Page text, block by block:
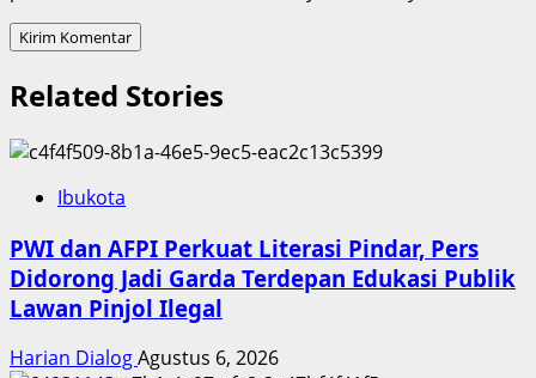
Related Stories
Ibukota
PWI dan AFPI Perkuat Literasi Pindar, Pers
Didorong Jadi Garda Terdepan Edukasi Publik
Lawan Pinjol Ilegal
Harian DialogAgustus 6, 2026